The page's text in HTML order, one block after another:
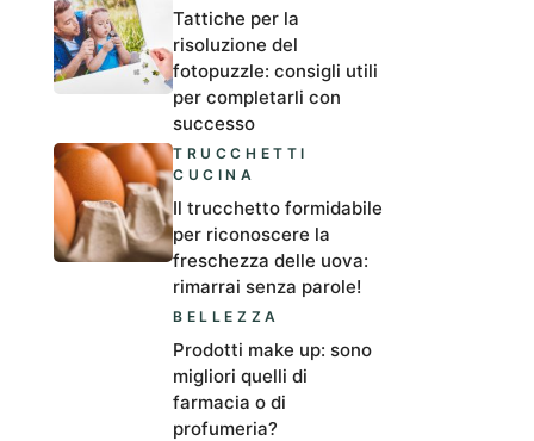
Tattiche per la
risoluzione del
fotopuzzle: consigli utili
per completarli con
successo
TRUCCHETTI
CUCINA
Il trucchetto formidabile
per riconoscere la
freschezza delle uova:
rimarrai senza parole!
BELLEZZA
Prodotti make up: sono
migliori quelli di
farmacia o di
profumeria?